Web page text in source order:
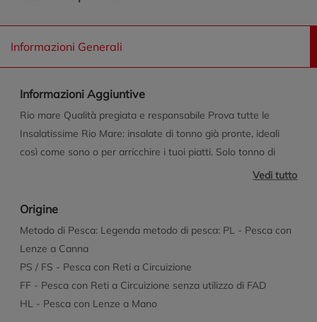
Informazioni Generali
Informazioni Aggiuntive
Rio mare Qualità pregiata e responsabile Prova tutte le
Insalatissime Rio Mare: insalate di tonno già pronte, ideali
così come sono o per arricchire i tuoi piatti. Solo tonno di
prima qualità e ingredienti selezionati in ricette uniche, da
Qualità Responsabile in tutti i nostri prodotti. Ci impegniamo
per una pesca sostenibile, per il rispetto dell'ambiente e delle
persone e promuoviamo un corretto stile alimentare. Scopri
di più su www.qualitaresponsabile.it
Vedi tutto
Origine
Metodo di Pesca: Legenda metodo di pesca: PL - Pesca con
Lenze a Canna
PS / FS - Pesca con Reti a Circuizione
FF - Pesca con Reti a Circuizione senza utilizzo di FAD
HL - Pesca con Lenze a Mano